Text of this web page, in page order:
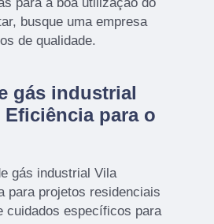
busque uma empresa
de qualidade.
gás industrial
para o
gás industrial Vila
para projetos residenciais
cuidados específicos para